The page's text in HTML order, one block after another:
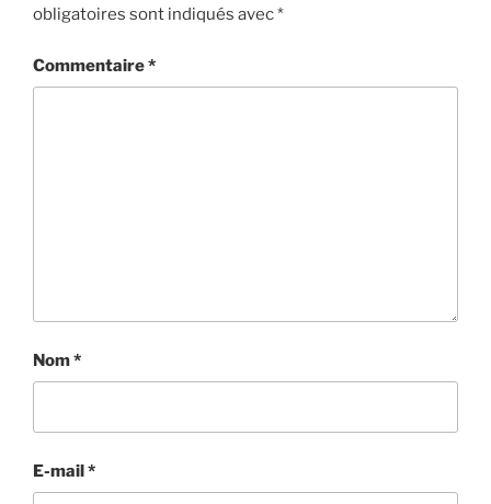
obligatoires sont indiqués avec*
Commentaire*
Nom*
E-mail*